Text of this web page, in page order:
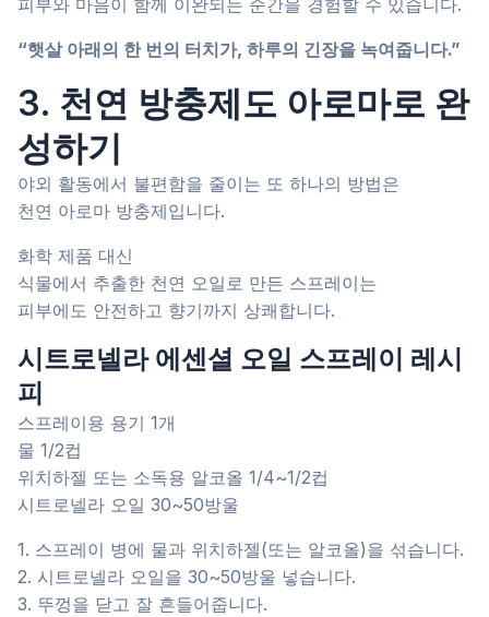
피부와 마음이 함께 이완되는 순간을 경험할 수 있습니다.
“햇살 아래의 한 번의 터치가, 하루의 긴장을 녹여줍니다.”
3. 천연 방충제도 아로마로 완
성하기
야외 활동에서 불편함을 줄이는 또 하나의 방법은
천연 아로마 방충제입니다.
화학 제품 대신
식물에서 추출한 천연 오일로 만든 스프레이는
피부에도 안전하고 향기까지 상쾌합니다.
시트로넬라 에센셜 오일 스프레이 레시
피
스프레이용 용기 1개
물 1/2컵
위치하젤 또는 소독용 알코올 1/4~1/2컵
시트로넬라 오일 30~50방울
1. 스프레이 병에 물과 위치하젤(또는 알코올)을 섞습니다.
2. 시트로넬라 오일을 30~50방울 넣습니다.
3. 뚜껑을 닫고 잘 흔들어줍니다.